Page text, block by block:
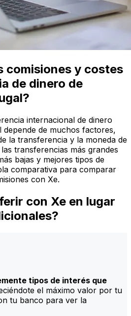
comisiones y costes
de dinero de
internacional de dinero
de muchos factores,
la transferencia y la moneda de
transferencias más grandes
bajas y mejores tipos de
comparativa para comparar
con Xe.
con Xe en lugar
tipos de interés que
el máximo valor por tu
tu banco para ver la